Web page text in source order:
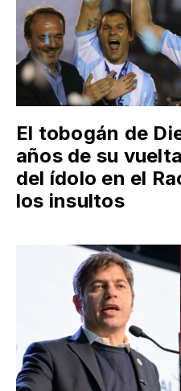
El tobogán de
años de su
del ídolo en el
los insultos